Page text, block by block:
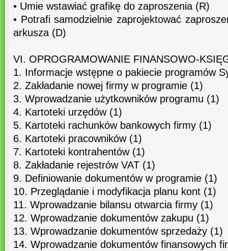
• Umie wstawiać grafikę do zaproszenia (R)
• Potrafi samodzielnie zaprojektować
arkusza (D)
VI. OPROGRAMOWANIE FINANSOWO-
1. Informacje wstępne o pakiecie programów
2. Zakładanie nowej firmy w programie (1)
3. Wprowadzanie użytkowników programu (1)
4. Kartoteki urzędów (1)
5. Kartoteki rachunków bankowych firmy (1)
6. Kartoteki pracowników (1)
7. Kartoteki kontrahentów (1)
8. Zakładanie rejestrów VAT (1)
9. Definiowanie dokumentów w programie (1)
10. Przeglądanie i modyfikacja planu kont (1)
11. Wprowadzanie bilansu otwarcia firmy (1)
12. Wprowadzanie dokumentów zakupu (1)
13. Wprowadzanie dokumentów sprzedaży (1)
14. Wprowadzanie dokumentów finansowych